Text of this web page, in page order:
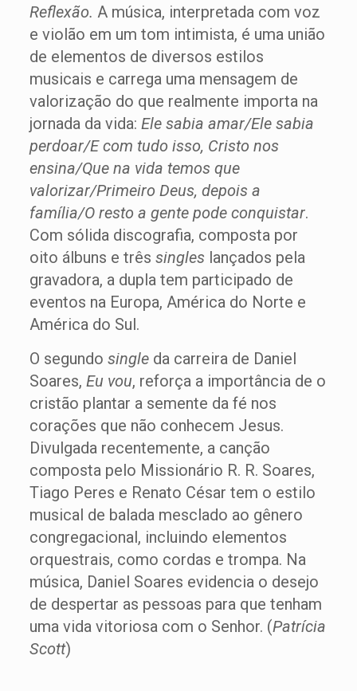
Reflexão. A música, interpretada com voz
e violão em um tom intimista, é uma união
de elementos de diversos estilos
musicais e carrega uma mensagem de
valorização do que realmente importa na
jornada da vida: Ele sabia amar/Ele sabia
perdoar/E com tudo isso, Cristo nos
ensina/Que na vida temos que
valorizar/Primeiro Deus, depois a
família/O resto a gente pode conquistar.
Com sólida discografia, composta por
oito álbuns e três singles lançados pela
gravadora, a dupla tem participado de
eventos na Europa, América do Norte e
América do Sul.
O segundo singleda carreira de Daniel
Soares, Eu vou, reforça a importância de o
cristão plantar a semente da fé nos
corações que não conhecem Jesus.
Divulgada recentemente, a canção
composta pelo Missionário R. R. Soares,
Tiago Peres e Renato César tem o estilo
musical de balada mesclado ao gênero
congregacional, incluindo elementos
orquestrais, como cordas e trompa. Na
música, Daniel Soares evidencia o desejo
de despertar as pessoas para que tenham
uma vida vitoriosa com o Senhor. (Patrícia
Scott)